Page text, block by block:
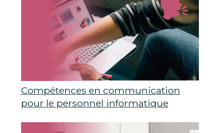
Compétences en communication
pour le personnel informatique